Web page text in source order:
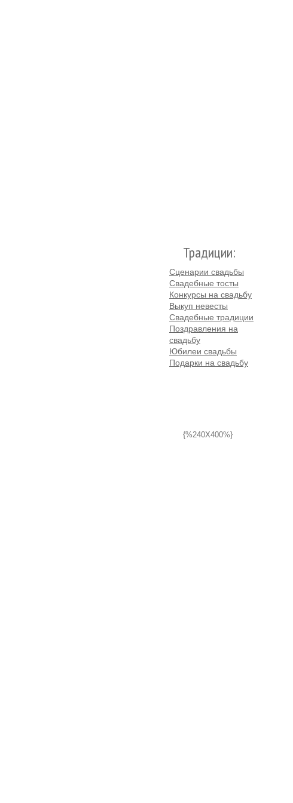
Традиции:
Сценарии свадьбы
Свадебные тосты
Конкурсы на свадьбу
Выкуп невесты
Свадебные традиции
Поздравления на
свадьбу
Юбилеи свадьбы
Подарки на свадьбу
{%240X400%}